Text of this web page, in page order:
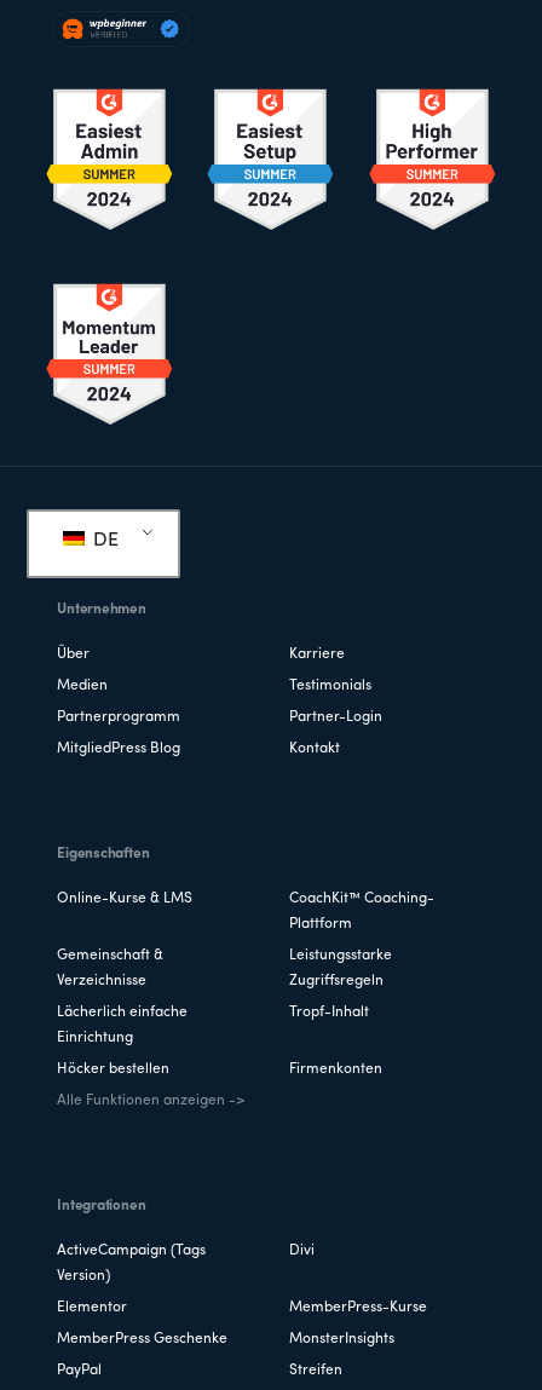
DE
Unternehmen
Über Karriere
Medien Testimonials
Partnerprogramm Partner-Login
MitgliedPress Blog Kontakt
Eigenschaften
Online-Kurse & LMS
CoachKit™ Coaching-
Plattform
Gemeinschaft &
Verzeichnisse
Leistungsstarke
Zugriffsregeln
Lächerlich einfache
Einrichtung
Tropf-Inhalt
Höcker bestellen Firmenkonten
Alle Funktionen anzeigen ->
Integrationen
ActiveCampaign (Tags
Version)
Divi
Elementor MemberPress-Kurse
MemberPress Geschenke MonsterInsights
PayPal Streifen